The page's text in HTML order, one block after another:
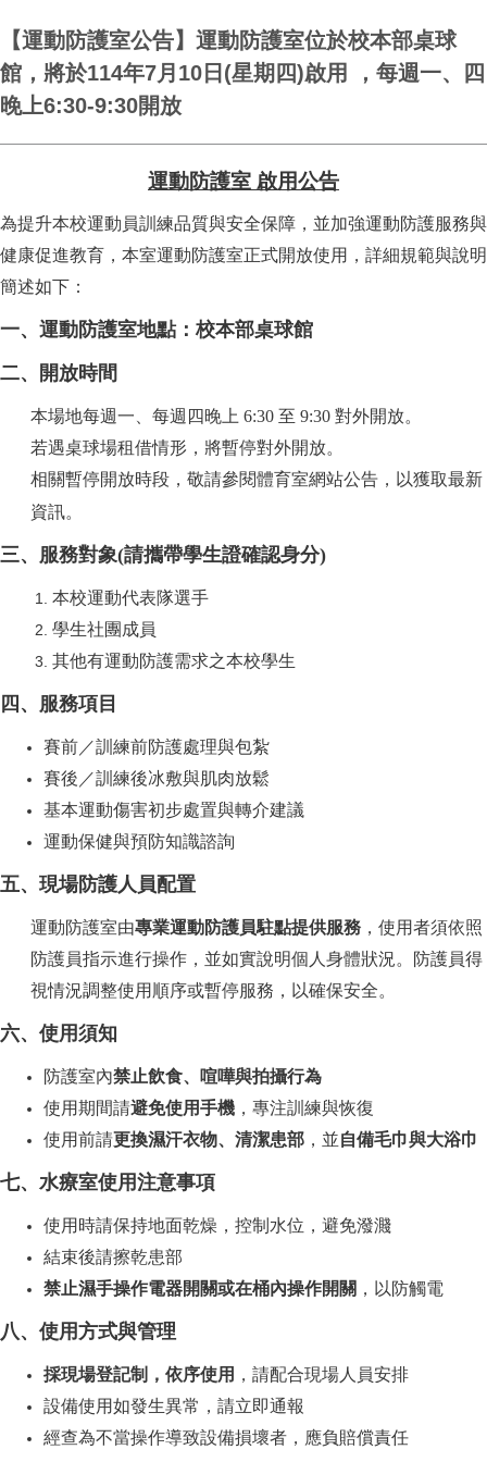
【運動防護室公告】運動防護室位於校本部桌球
館，將於114年7月10日(星期四)啟用 ，每週一、四
晚上6:30-9:30開放
運動防護室 啟用公告
為提升本校運動員訓練品質與安全保障，並加強運動防護服務與
健康促進教育，本室運動防護室正式開放使用，詳細規範與說明
簡述如下：
一、運動防護室地點：校本部桌球館
二、開放時間
本場地每週一、每週四晚上 6:30 至 9:30 對外開放。
若遇桌球場租借情形，將暫停對外開放。
相關暫停開放時段，敬請參閱體育室網站公告，以獲取最新
資訊。
三、服務對象(請攜帶學生證確認身分)
本校運動代表隊選手
學生社團成員
其他有運動防護需求之本校學生
四、服務項目
賽前／訓練前防護處理與包紮
賽後／訓練後冰敷與肌肉放鬆
基本運動傷害初步處置與轉介建議
運動保健與預防知識諮詢
五、現場防護人員配置
運動防護室由專業運動防護員駐點提供服務 ，使用者須依照
防護員指示進行操作，並如實說明個人身體狀況。防護員得
視情況調整使用順序或暫停服務，以確保安全。
六、使用須知
防護室內禁止飲食、喧嘩與拍攝行為
使用期間請避免使用手機 ，專注訓練與恢復
使用前請更換濕汗衣物、清潔患部 ，並自備毛巾與大浴巾
七、水療室使用注意事項
使用時請保持地面乾燥，控制水位，避免潑濺
結束後請擦乾患部
禁止濕手操作電器開關或在桶內操作開關 ，以防觸電
八、使用方式與管理
採現場登記制，依序使用 ，請配合現場人員安排
設備使用如發生異常，請立即通報
經查為不當操作導致設備損壞者，應負賠償責任